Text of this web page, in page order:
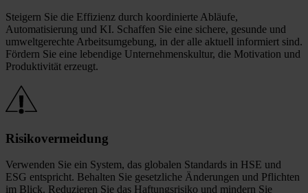
Steigern Sie die Effizienz durch koordinierte Abläufe,
Automatisierung und KI. Schaffen Sie eine sichere, gesunde und
umweltgerechte Arbeitsumgebung, in der alle aktuell informiert sind.
Fördern Sie eine lebendige Unternehmenskultur, die Motivation und
Produktivität erzeugt.
Risikovermeidung
Verwenden Sie ein System, das globalen Standards in HSE und
ESG entspricht. Behalten Sie gesetzliche Änderungen und Pflichten
im Blick. Reduzieren Sie das Haftungsrisiko und mindern Sie